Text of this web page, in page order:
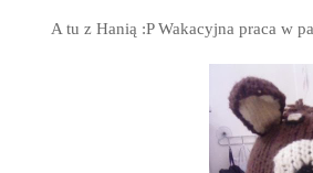
A tu z Hanią :P Wakacyjna praca w